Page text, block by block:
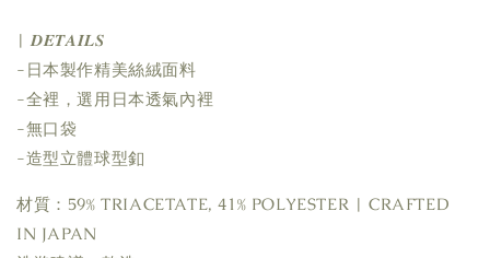
| 𝑫𝑬𝑻𝑨𝑰𝑳𝑺
-日本製作精美絲絨面料
-全裡，選用日本透氣內裡
-無口袋
-造型立體球型釦
材質：59% TRIACETATE, 41% POLYESTER | CRAFTED
IN JAPAN